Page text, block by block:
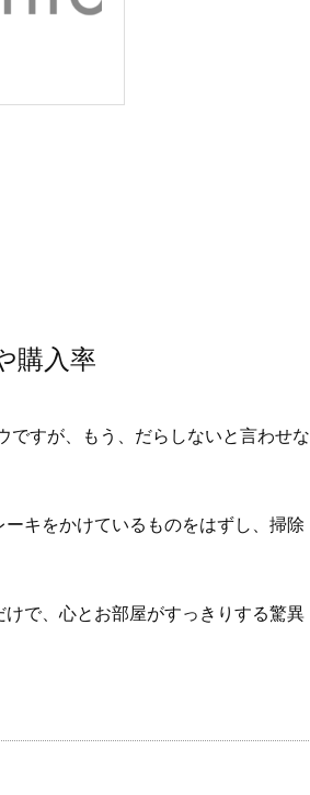
購入率
ですが、もう、だらしないと言わせな
キをかけているものをはずし、掃除
で、心とお部屋がすっきりする驚異